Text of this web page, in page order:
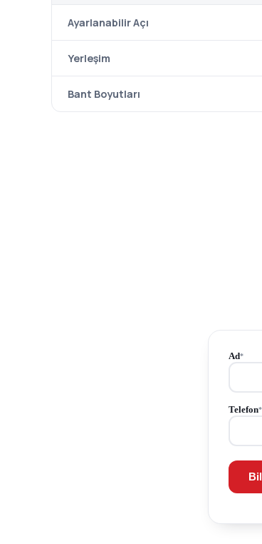
Ayarlanabilir Açı
Yerleşim
Bant Boyutları
Ad*
Telefon*